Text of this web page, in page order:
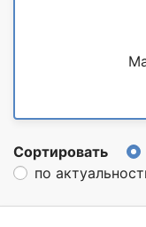
Сортировать
по